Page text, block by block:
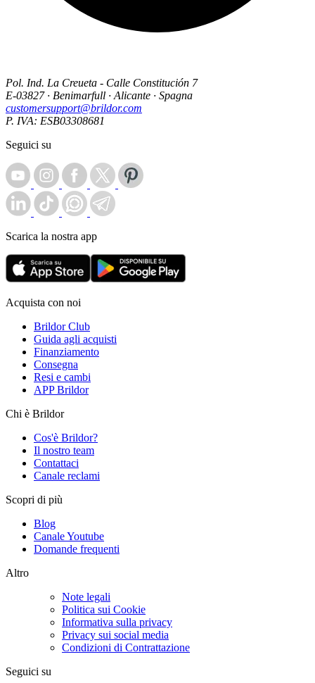
Pol. Ind. La Creueta - Calle Constitución 7
E-03827 · Benimarfull · Alicante · Spagna
customersupport@brildor.com
P. IVA: ESB03308681
Seguici su
Scarica la nostra app
Acquista con noi
Brildor Club
Guida agli acquisti
Finanziamento
Consegna
Resi e cambi
APP Brildor
Chi è Brildor
Cos'è Brildor?
Il nostro team
Contattaci
Canale reclami
Scopri di più
Blog
Canale Youtube
Domande frequenti
Altro
Note legali
Politica sui Cookie
Informativa sulla privacy
Privacy sui social media
Condizioni di Contrattazione
Seguici su